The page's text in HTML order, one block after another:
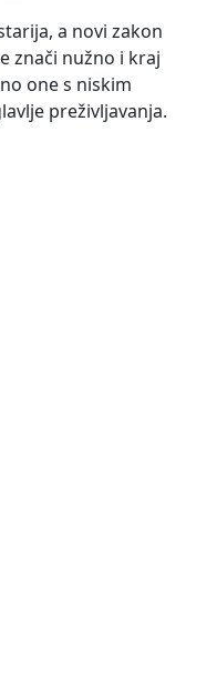
a novi zakon
znači nužno i kraj
one s niskim
preživljavanja.